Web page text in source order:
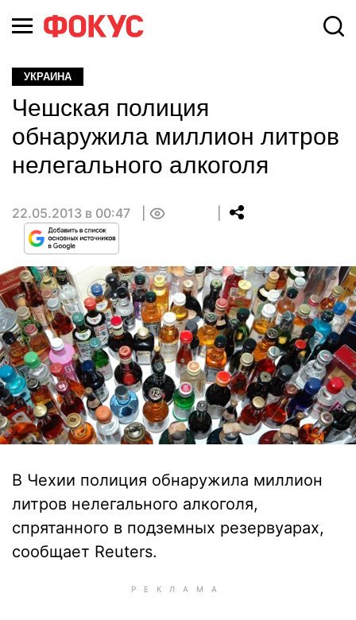
УКРАИНА
Чешская полиция
обнаружила миллион литров
нелегального алкоголя
22.05.2013 в 00:47
В Чехии полиция обнаружила миллион
литров нелегального алкоголя,
спрятанного в подземных резервуарах,
сообщает Reuters.